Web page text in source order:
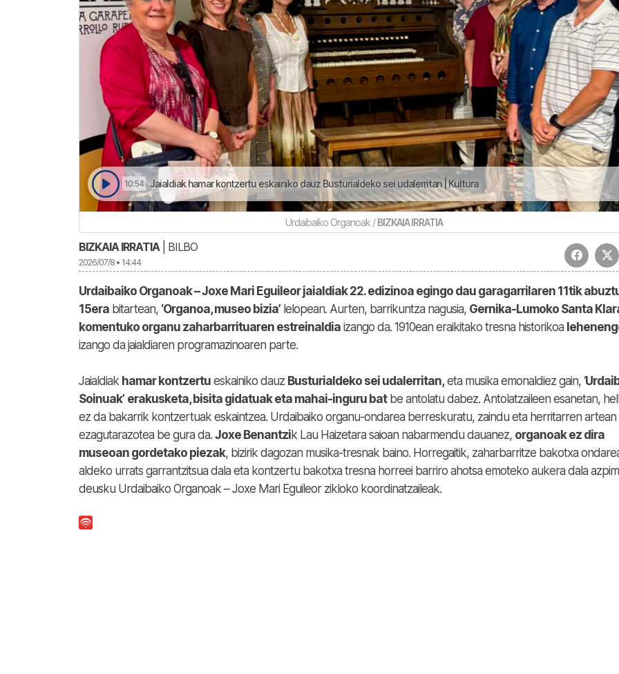
10:54 Jaialdiak hamar kontzertu eskainiko dauz Busturialdeko sei udalerritan | Kultura
Urdaibaiko Organoak /BIZKAIA IRRATIA
BIZKAIA IRRATIA| BILBO
2026/07/8 • 14:44
Urdaibaiko Organoak – Joxe Mari Eguileor jaialdiak 22. edizinoa egingo dau garagarrilaren 11tik
15era bitartean, ‘Organoa, museo bizia’ lelopean. Aurten, barrikuntza nagusia, Gernika-Lumoko Santa
komentuko organu zaharbarrituaren estreinaldia izango da. 1910ean eraikitako tresna historikoa
izango da jaialdiaren programazinoaren parte.
Jaialdiak hamar kontzertu eskainiko dauz Busturialdeko sei udalerritan, eta musika emonaldiez gain, ‘
Soinuak’ erakusketa, bisita gidatuak eta mahai-inguru batbe antolatu dabez. Antolatzaileen esanetan,
ez da bakarrik kontzertuak eskaintzea. Urdaibaiko organu-ondarea berreskuratu, zaindu eta herritarren artean
ezagutarazotea be gura da. Joxe Benantzik Lau Haizetara saioan nabarmendu dauanez, organoak ez dira
museoan gordetako piezak, bizirik dagozan musika-tresnak baino. Horregaitik, zaharbarritze bakotxa
aldeko urrats garrantzitsua dala eta kontzertu bakotxa tresna horreei barriro ahotsa emoteko aukera dala
deusku Urdaibaiko Organoak – Joxe Mari Eguileor zikloko koordinatzaileak.